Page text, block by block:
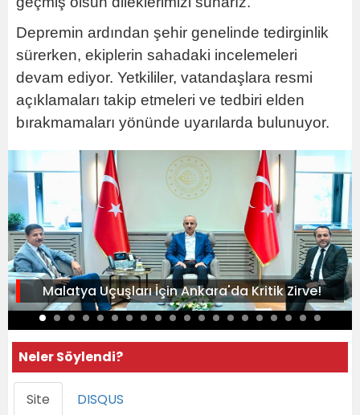
Depremin ardından şehir genelinde tedirginlik
sürerken, ekiplerin sahadaki incelemeleri
devam ediyor. Yetkililer, vatandaşlara resmi
açıklamaları takip etmeleri ve tedbiri elden
bırakmamaları yönünde uyarılarda bulunuyor.
Malatya Uçuşları İçin Ankara'da Kritik Zirve!
Neler Söylendi?
Site DISQUS